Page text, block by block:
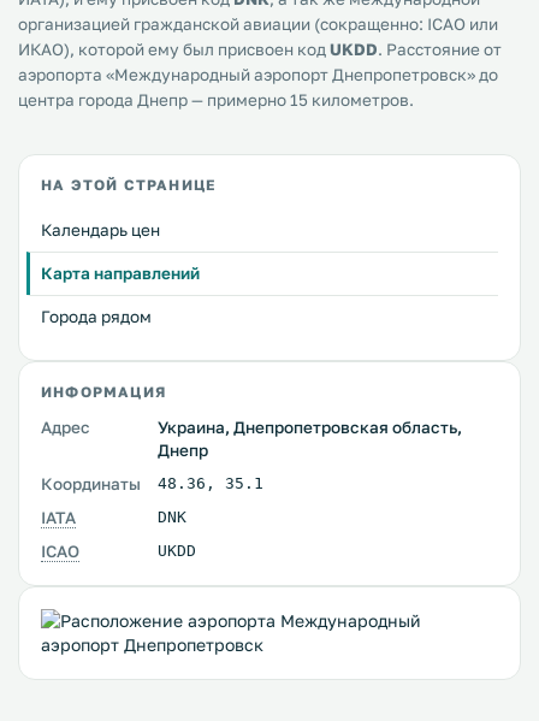
организацией гражданской авиации (сокращенно: ICAO или
ИКАО), которой ему был присвоен код UKDD. Расстояние от
аэропорта «Международный аэропорт Днепропетровск» до
центра города Днепр — примерно 15 километров.
НА ЭТОЙ СТРАНИЦЕ
Календарь цен
Карта направлений
Города рядом
ИНФОРМАЦИЯ
Адрес
Украина, Днепропетровская область,
Днепр
Координаты
48.36 , 35.1
IATA DNK
ICAO UKDD